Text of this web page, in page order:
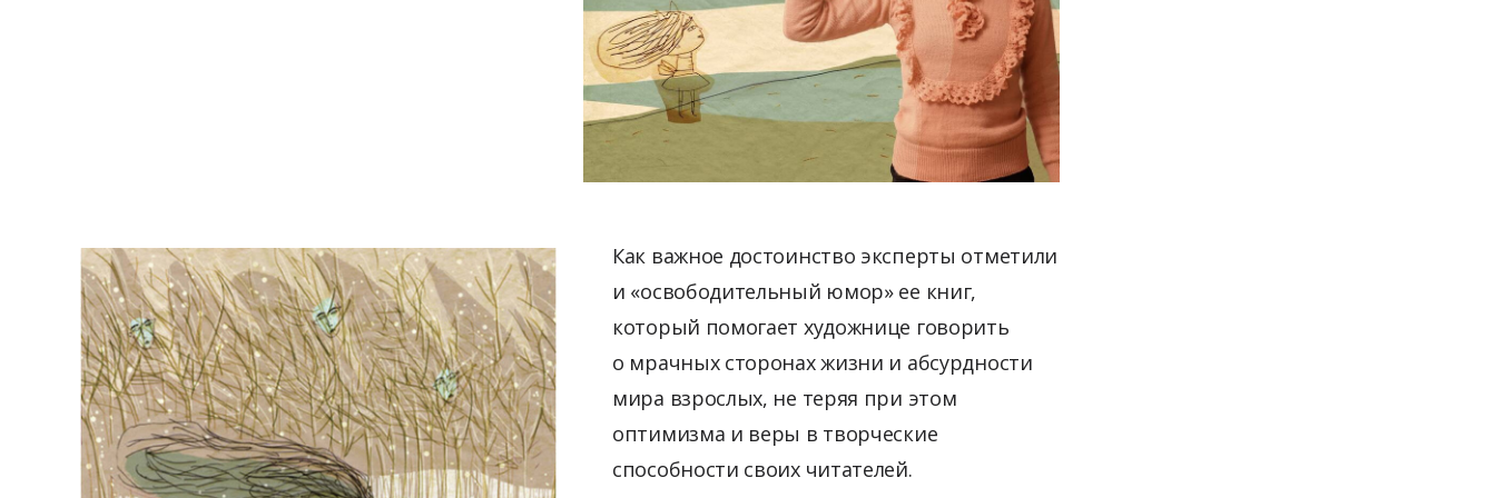
Как важное достоинство эксперты отметили
и «освободительный юмор» ее книг,
который помогает художнице говорить
о мрачных сторонах жизни и абсурдности
мира взрослых, не теряя при этом
оптимизма и веры в творческие
способности своих читателей.